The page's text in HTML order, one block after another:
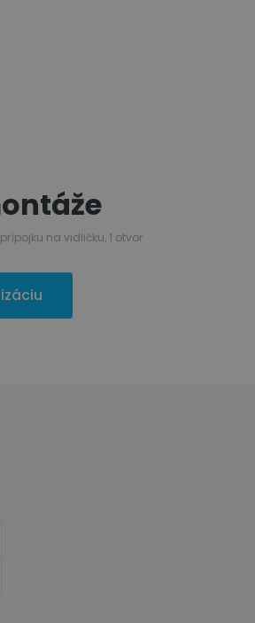
na vidličku, 1 otvor